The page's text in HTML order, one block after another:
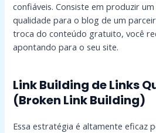
confiáveis. Consiste em produzir
qualidade para o blog de um
troca do conteúdo gratuito, você
apontando para o seu site.
Link Building de Links
(Broken Link Building)
Essa estratégia é altamente eficaz